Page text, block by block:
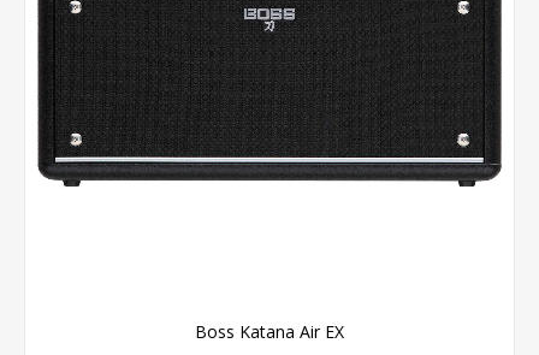
Boss Katana Air EX